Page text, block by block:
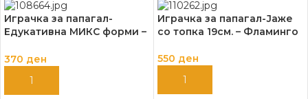
Играчка за папагал-
Едукативна МИКС форми –
370 ден
ДОДАЈ ВО КОШНИЦА
Играчка за папагал-Јаже
со топка 19см. – Фламинго
550 ден
ДОДАЈ ВО КОШНИЦА